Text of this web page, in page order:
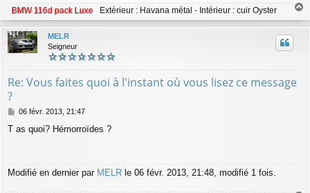
e
BMW 116d pack Luxe Extérieur : Havana métal - Intérieur : cuir Oyster
a
u
MELR
Seigneur
Re: Vous faites quoi à l'instant où vous lisez ce message
?
M
s
e
06 févr. 2013, 21:47
T as quoi? Hémorroïdes ?
Modifié en dernier par MELR le 06 févr. 2013, 21:48, modifié 1 fois.